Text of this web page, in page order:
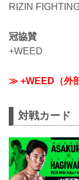
RIZIN
冠協賛
+WEED
≫ +WEED（外
対戦カード